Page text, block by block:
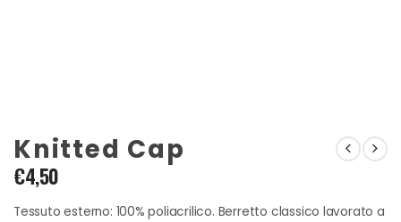
Knitted Cap
€4,50
Tessuto esterno: 100% poliacrilico. Berretto classico lavorato a